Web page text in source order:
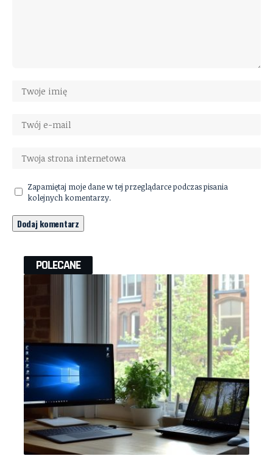
Zapamiętaj moje dane w tej przeglądarce podczas pisania
kolejnych komentarzy.
POLECANE